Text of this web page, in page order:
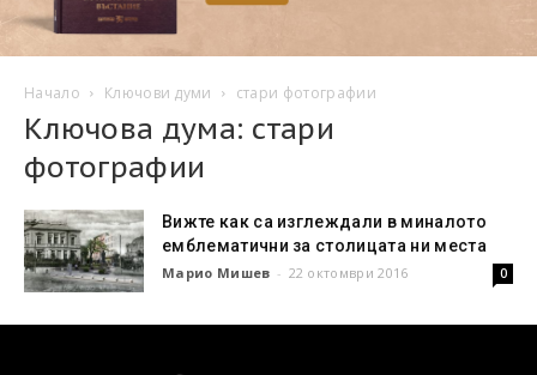
Начало Ключови думи стари фотографии
Ключова дума: стари
фотографии
Вижте как са изглеждали в миналото
емблематични за столицата ни места
Марио Мишев - 22 октомври 2016 0